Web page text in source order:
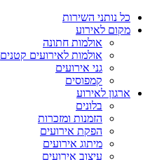
כל נותני השירות
מקום לאירוע
אולמות חתונה
אולמות לאירועים קטנים
גני אירועים
קמפוסים
ארגון לאירוע
בלונים
הזמנות ומזכרות
הפקת אירועים
מיתוג אירועים
עיצוב אירועים